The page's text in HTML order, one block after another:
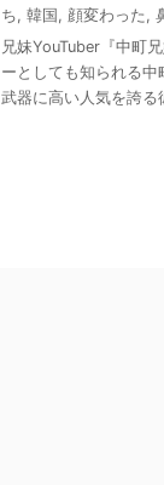
ち, 韓国 , 顔変わった,
兄妹YouTuber『中町
ーとしても知られる
武器に高い人気を誇る